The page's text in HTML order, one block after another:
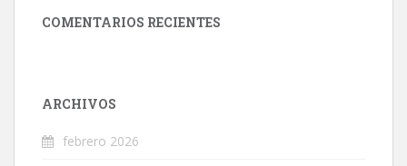
COMENTARIOS RECIENTES
ARCHIVOS
febrero 2026